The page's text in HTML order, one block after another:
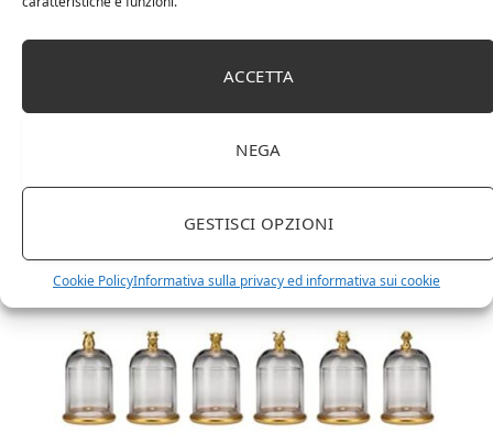
ACCETTA
NEGA
GESTISCI OPZIONI
Cookie PolicyInformativa sulla privacy ed informativa sui cookie
DOT Horeca Solutions 1000 Bicchieri PET
usa e getta bicchiere riciclabili per acqua bevande
birra cocktail drink